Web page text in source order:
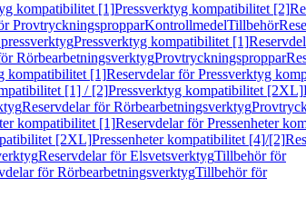
kompatibilitet [1]Pressverktyg kompatibilitet [2]
ProvtryckningspropparKontrollmedelTillbehör
Pressverktyg kompatibilitet [1]
RörbearbetningsverktygProvtryckningsproppar
kompatibilitet [1]Reservdelar för Pressverktyg
[1] / [2]Pressverktyg kompatibilitet [2XL]
Reservdelar för Rörbearbetningsverktyg
kompatibilitet [1]Reservdelar för Pressenheter
[2XL]Pressenheter kompatibilitet [4]/[2]
Reservdelar för ElsvetsverktygTillbehör för
för RörbearbetningsverktygTillbehör för